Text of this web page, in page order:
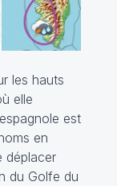
les hauts
elle
est
en
déplacer
du Golfe du